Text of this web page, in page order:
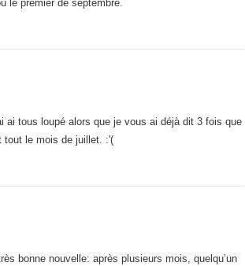
le premier de septembre.
ai tous loupé alors que je vous ai déjà dit 3 fois que
tout le mois de juillet. :'(
bonne nouvelle: après plusieurs mois, quelqu’un